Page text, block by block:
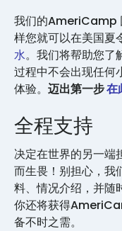
我们的AmeriCamp
样您就可以在美国夏
水。我们将帮助您了
过程中不会出现任何
体验。 迈出第一步在
全程支持
决定在世界的另一端
而生畏！别担心，我
料、情况介绍，并随
你还将获得
备不时之需。